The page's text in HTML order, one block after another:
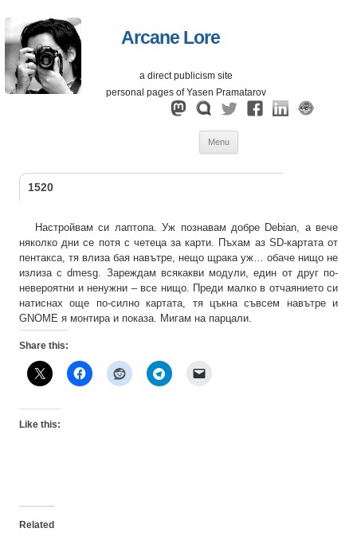
Arcane Lore
a direct publicism site
personal pages of Yasen Pramatarov
Menu
1520
Настройвам си лаптопа. Уж познавам добре Debian, а вече
няколко дни се потя с четеца за карти. Пъхам аз SD-картата от
пентакса, тя влиза бая навътре, нещо щрака уж… обаче нищо не
излиза с dmesg. Зареждам всякакви модули, един от друг по-
невероятни и ненужни – все нищо. Преди малко в отчаянието си
натиснах още по-силно картата, тя цъкна съвсем навътре и
GNOME я монтира и показа. Мигам на парцали.
Share this:
Like this:
Related